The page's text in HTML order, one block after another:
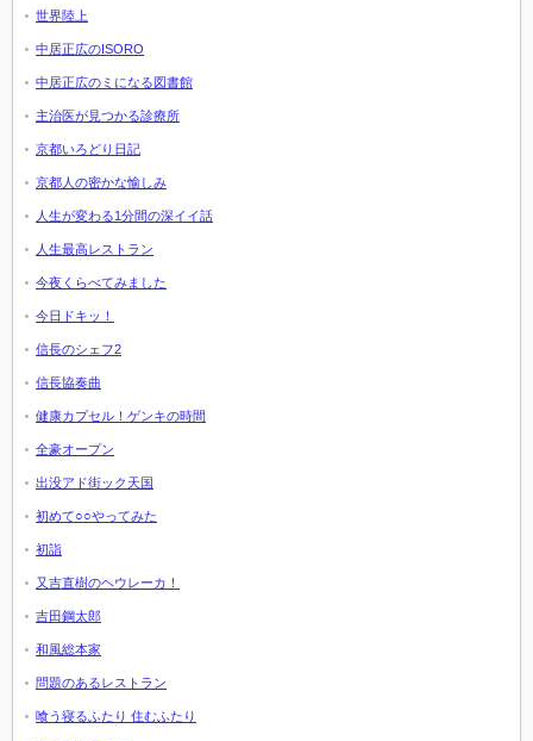
世界陸上
中居正広のISORO
中居正広のミになる図書館
主治医が見つかる診療所
京都いろどり日記
京都人の密かな愉しみ
人生が変わる1分間の深イイ話
人生最高レストラン
今夜くらべてみました
今日ドキッ！
信長のシェフ2
信長協奏曲
健康カプセル！ゲンキの時間
全豪オープン
出没アド街ック天国
初めて○○やってみた
初詣
又吉直樹のヘウレーカ！
吉田鋼太郎
和風総本家
問題のあるレストラン
喰う寝るふたり 住むふたり